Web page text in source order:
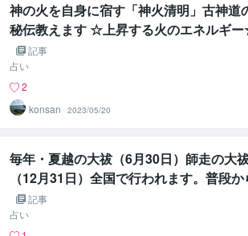
神の火を自身に宿す「神火清明」古神道
秘伝教えます ☆上昇する火のエネルギ
神の火をお借りする秘儀☆
記事
占い
2
konsan
2023/05/20
毎年・夏越の大祓（6月30日）師走の大
（12月31日）全国で行われます。普段か
でも、ご自身・ご家族様の祈願祈祷・祈願
成就・開運厄除・安全祈願・邪気・穢れ祓
記事
占い